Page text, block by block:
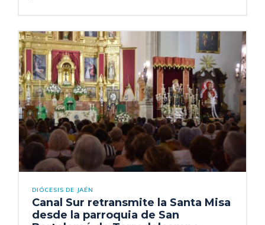
DIÓCESIS DE JAÉN
Canal Sur retransmite la Santa Misa
desde la parroquia de San